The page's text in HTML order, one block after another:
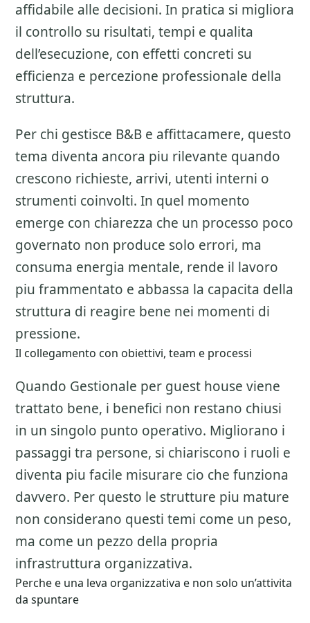
affidabile alle decisioni. In pratica si migliora
il controllo su risultati, tempi e qualita
dell’esecuzione, con effetti concreti su
efficienza e percezione professionale della
struttura.
Per chi gestisce B&B e affittacamere, questo
tema diventa ancora piu rilevante quando
crescono richieste, arrivi, utenti interni o
strumenti coinvolti. In quel momento
emerge con chiarezza che un processo poco
governato non produce solo errori, ma
consuma energia mentale, rende il lavoro
piu frammentato e abbassa la capacita della
struttura di reagire bene nei momenti di
pressione.
Il collegamento con obiettivi, team e processi
Quando Gestionale per guest house viene
trattato bene, i benefici non restano chiusi
in un singolo punto operativo. Migliorano i
passaggi tra persone, si chiariscono i ruoli e
diventa piu facile misurare cio che funziona
davvero. Per questo le strutture piu mature
non considerano questi temi come un peso,
ma come un pezzo della propria
infrastruttura organizzativa.
Perche e una leva organizzativa e non solo un’attivita
da spuntare